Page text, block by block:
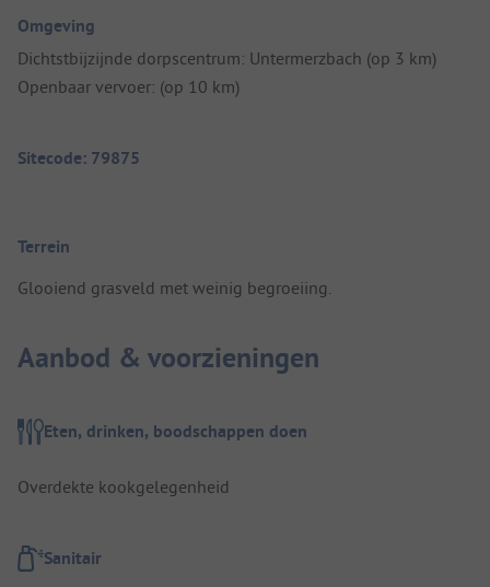
Omgeving
Dichtstbijzijnde dorpscentrum: Untermerzbach (op 3 km)
Openbaar vervoer: (op 10 km)
Sitecode: 79875
Terrein
Glooiend grasveld met weinig begroeiing.
Aanbod & voorzieningen
Eten, drinken, boodschappen doen
Overdekte kookgelegenheid
Sanitair